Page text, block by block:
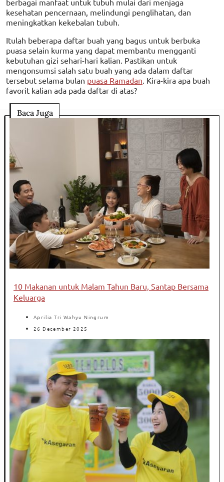
kesehatan pencernaan, melindungi penglihatan, dan
meningkatkan kekebalan tubuh.
Itulah beberapa daftar buah yang bagus untuk berbuka
puasa selain kurma yang dapat membantu mengganti
kebutuhan gizi sehari-hari kalian. Pastikan untuk
mengonsumsi salah satu buah yang ada dalam daftar
tersebut selama bulan puasa Ramadan . Kira-kira apa buah
favorit kalian ada pada daftar di atas?
Baca Juga
10 Makanan untuk Malam Tahun Baru, Santap Bersama
Keluarga
Aprilia Tri Wahyu Ningrum
26 December 2025